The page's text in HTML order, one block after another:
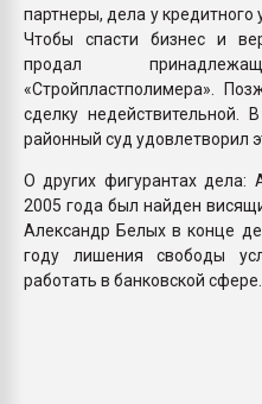
партнеры, дела у
Чтобы спасти бизнес и
продал
«Стройпластполимера».
сделку недействительной.
районный суд удовлетворил
О других фигурантах дела:
2005 года был найден
Александр Белых в конце
году лишения свободы
работать в банковской сфере.